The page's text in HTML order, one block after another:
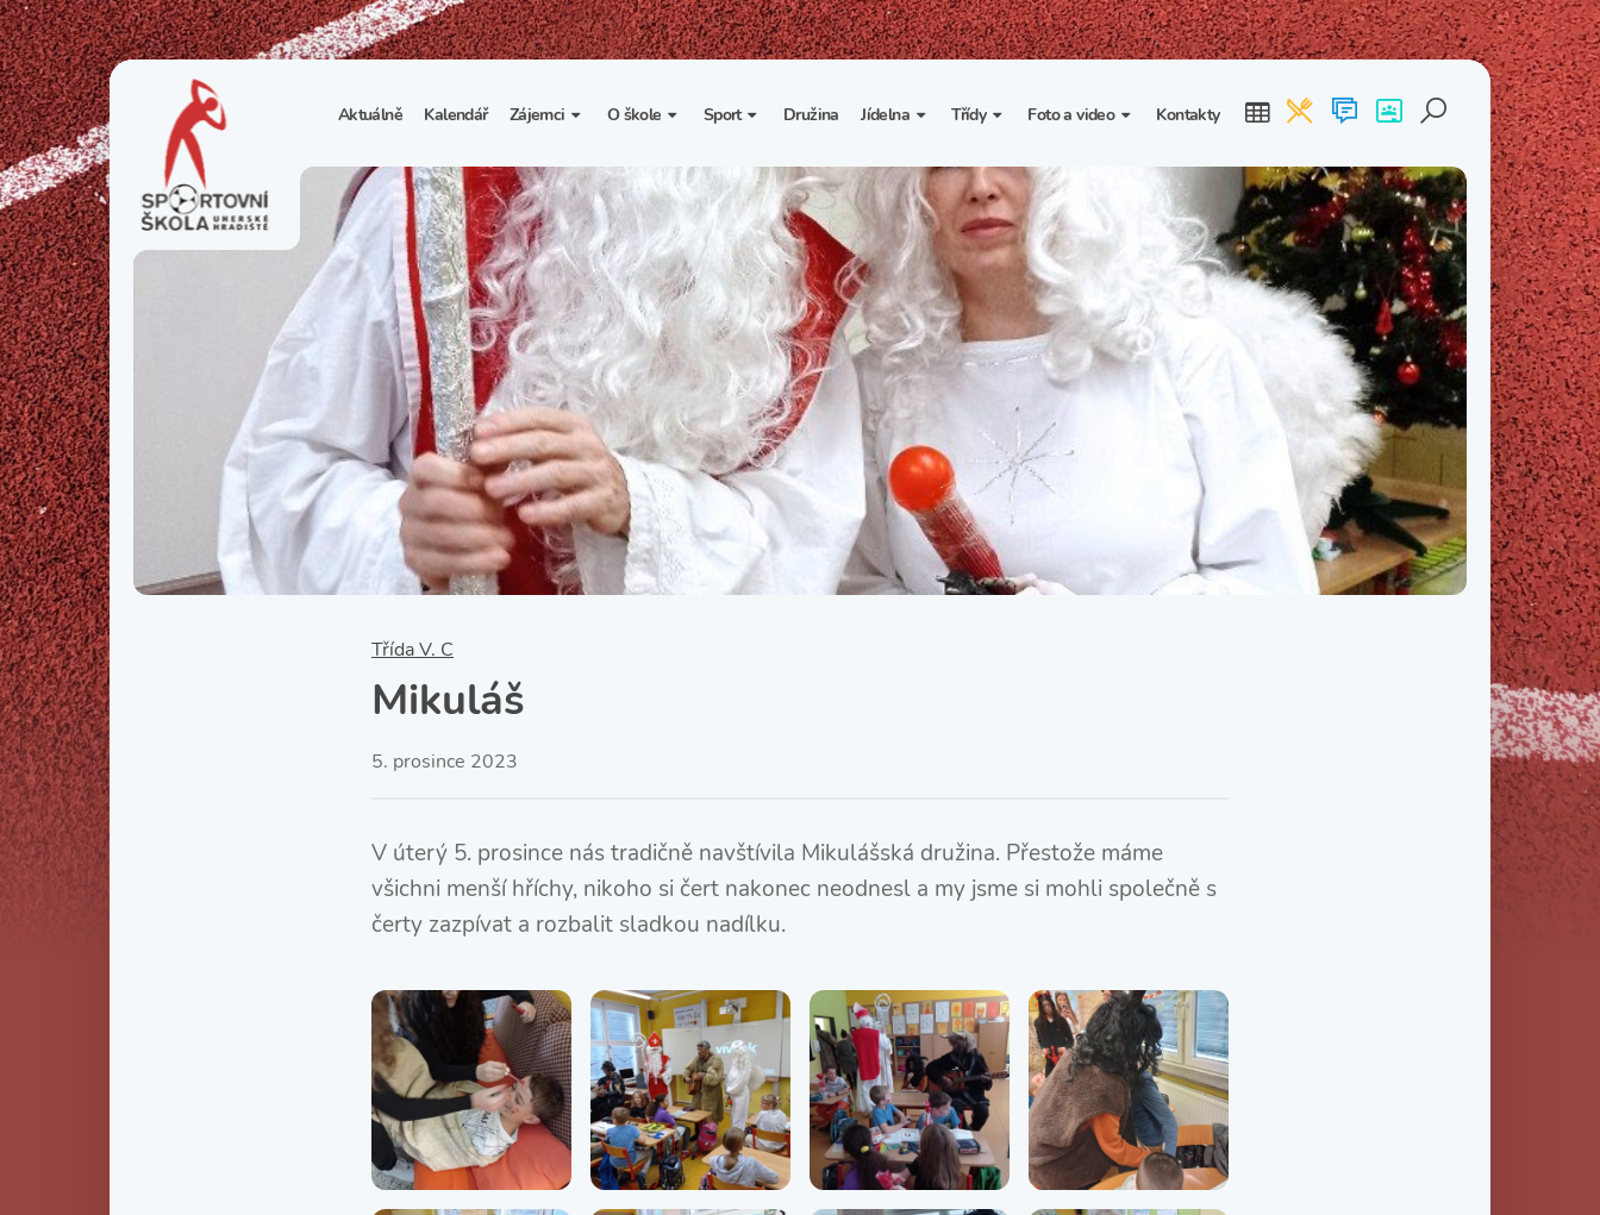
Aktuálně Kalendář Zájemci
1. třída
Sportovní třídy
Nesportovní třídy
O škole
Základní informace
Organizace školního roku
Výuka a učební plán
Zájmové kroužky
Školní poradenské
pracoviště
Školní psycholožka
Školská rada
SRPŠ – Spolek rodičů a
přátel školy
Sport
Lyžařské kurzy
Rekordy školy v tělesné
výchově
Spolupráce se sportovními
kluby
Školní sportovní klub
Tělesná výchova a sport
Družina Jídelna
Základní informace
Vnitřní řád školní jídelny
Třídy
Třída I. A Třída I. B Třída I. C
Třída II. A Třída II. B Třída II. C
Třída III. A Třída III. C
Třída IV. A Třída IV. B Třída IV. C
Třída V. B
Třída VI. A Třída VI. C
Třída VII. A Třída VII. B Třída VII. C
Třída VIII. A Třída VIII. C
Třída IX. A Třída IX. B Třída IX. C
Foto a video
Fotogalerie
Videa
Kontakty
Třída V. C
Mikuláš
5. prosince 2023
V úterý 5. prosince nás tradičně navštívila Mikulášská družina. Přestože máme
všichni menší hříchy, nikoho si čert nakonec neodnesl a my jsme si mohli společně s
čerty zazpívat a rozbalit sladkou nadílku.